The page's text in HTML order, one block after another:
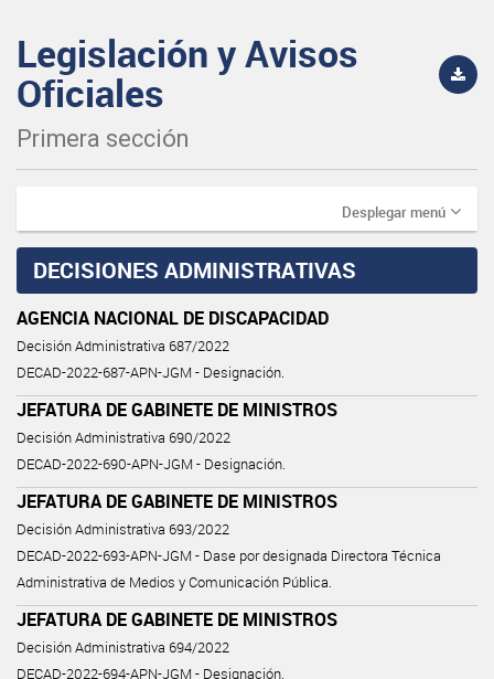
Legislación y Avisos
Oficiales
Primera sección
Desplegar menú
DECISIONES ADMINISTRATIVAS
AGENCIA NACIONAL DE DISCAPACIDAD
Decisión Administrativa 687/2022
DECAD-2022-687-APN-JGM - Designación.
JEFATURA DE GABINETE DE MINISTROS
Decisión Administrativa 690/2022
DECAD-2022-690-APN-JGM - Designación.
JEFATURA DE GABINETE DE MINISTROS
Decisión Administrativa 693/2022
DECAD-2022-693-APN-JGM - Dase por designada Directora Técnica
Administrativa de Medios y Comunicación Pública.
JEFATURA DE GABINETE DE MINISTROS
Decisión Administrativa 694/2022
DECAD-2022-694-APN-JGM - Designación.